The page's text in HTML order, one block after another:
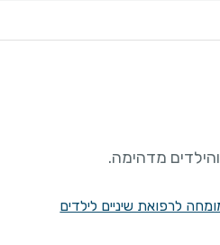
מדהימה.
לרפואת שיניים לילדים